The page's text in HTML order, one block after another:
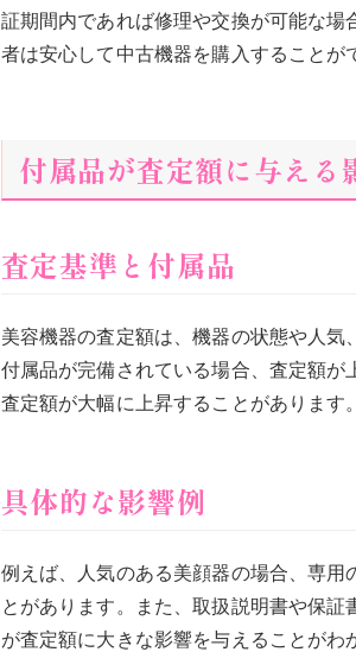
証期間内であれば修理や交換が可能な
者は安心して中古機器を購入することが
付属品が査定額に与える
査定基準と付属品
美容機器の査定額は、機器の状態や人気
付属品が完備されている場合、査定額が
査定額が大幅に上昇することがあります。
具体的な影響例
例えば、人気のある美顔器の場合、専
とがあります。また、取扱説明書や保
が査定額に大きな影響を与えることがわ